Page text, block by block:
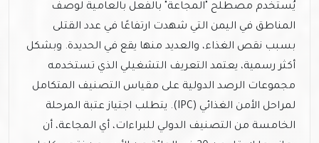
يُستخدم مصطلح "المجاعة" بالفعل بالعامية لوصف
المناطق في اليمن التي شهدت ارتفاعًا في عدد القتلى
بسبب نقص الغذاء، والعديد منها يقع في الحديدة. وبشكل
أكثر رسمية، يعتمد التعريف التشغيلي الذي تستخدمه
مجموعات الرصد الدولية على مقياس التصنيف المتكامل
لمراحل الأمن الغذائي (IPC). يتطلب اجتياز عتبة المرحلة
الخامسة من التصنيف الدولي للبراءات، أي المجاعة، أن